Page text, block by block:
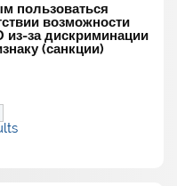
пользоваться
возможности
из-за дискриминации
(санкции)